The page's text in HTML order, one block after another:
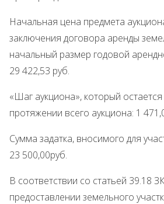
Начальная цена предмета
заключения договора аренды
начальный размер годовой
29 422,53 руб.
«Шаг аукциона», который
протяжении всего аукциона: 1
Сумма задатка, вносимого для
23 500,00руб.
В соответствии со статьей 39.18
предоставлении земельного